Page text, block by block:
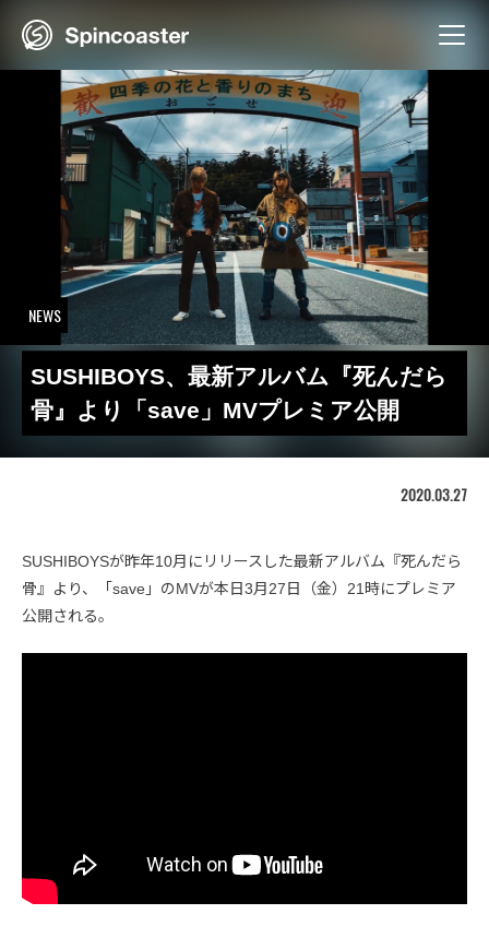
NEWS
SUSHIBOYS、最新アルバム『死んだら
骨』より「save」MVプレミア公開
2020.03.27
SUSHIBOYSが昨年10月にリリースした最新アルバム『死んだら
骨』より、「save」のMVが本日3月27日（金）21時にプレミア
公開される。